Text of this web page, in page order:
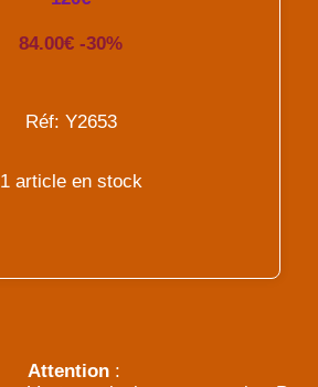
84.00€ -30%
Réf: Y2653
1 article en stock
Attention :